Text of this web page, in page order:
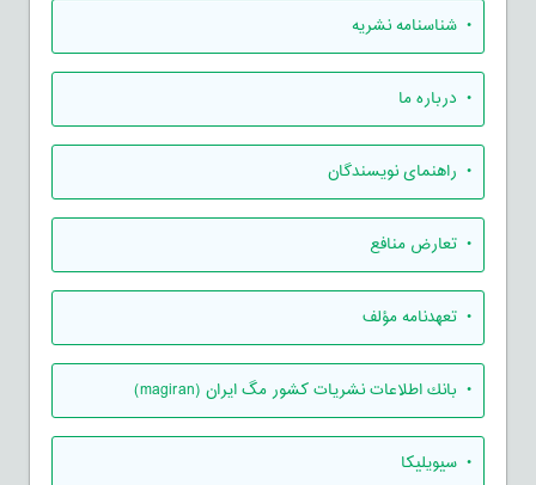
• شناسنامه نشریه
• درباره ما
• راهنمای نویسندگان
• تعارض منافع
• تعهدنامه مؤلف
• بانك اطلاعات نشريات كشور مگ ايران (magiran)
• سیویلیکا